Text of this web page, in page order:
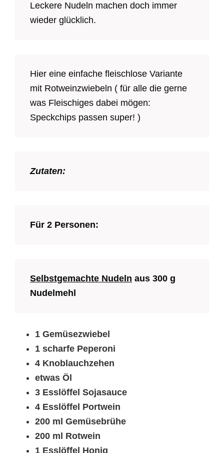
Leckere Nudeln machen doch immer
wieder glücklich.
Hier eine einfache fleischlose Variante
mit Rotweinzwiebeln ( für alle die gerne
was Fleischiges dabei mögen:
Speckchips passen super! )
Zutaten:
Für 2 Personen:
Selbstgemachte Nudeln aus 300 g
Nudelmehl
1 Gemüsezwiebel
1 scharfe Peperoni
4 Knoblauchzehen
etwas Öl
3 Esslöffel Sojasauce
4 Esslöffel Portwein
200 ml Gemüsebrühe
200 ml Rotwein
1 Esslöffel Honig